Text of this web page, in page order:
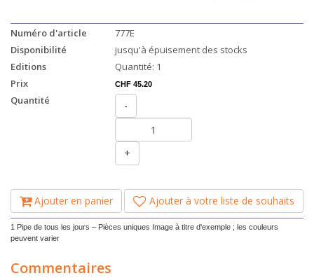
Numéro d'article
777E
Disponibilité
jusqu'à épuisement des stocks
Editions
Quantité: 1
Prix
CHF 45.20
Quantité -
+
Ajouter en panier Ajouter à votre liste de souhaits
1 Pipe de tous les jours – Pièces uniques Image à titre d'exemple ; les couleurs
peuvent varier
Commentaires